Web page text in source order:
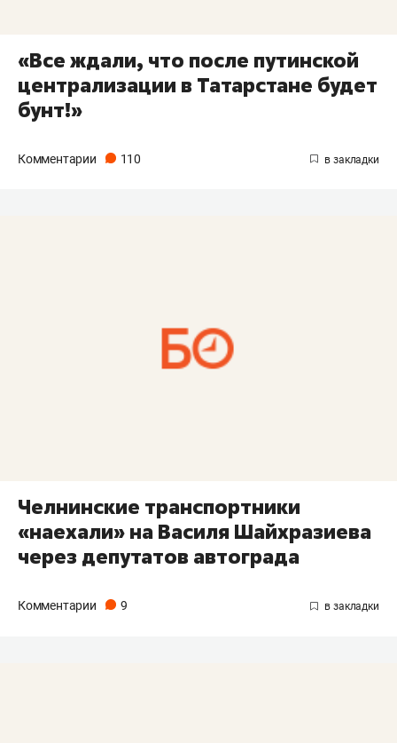
«Все ждали, что после путинской
централизации в Татарстане будет
бунт!»
Комментарии 110
Челнинские транспортники
«наехали» на Василя Шайхразиева
через депутатов автограда
Комментарии 9